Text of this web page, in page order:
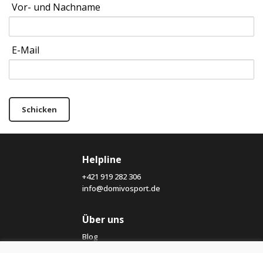
Vor- und Nachname
E-Mail
Schicken
Helpline
+421 919 282 306
info@domivosport.de
Über uns
Blog